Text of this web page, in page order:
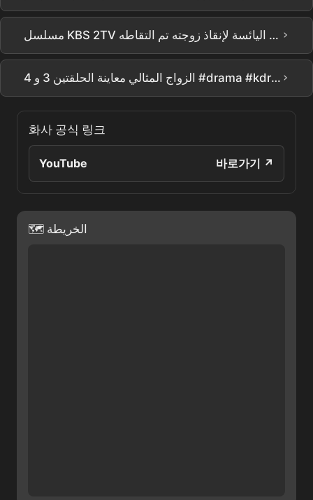
مسلسل KBS 2TV القصير لعطلة نهاية الأسبوع 'إتمام الزواج': نامغونغ مين، "لقد تدليت حتى من أنبوب الصرف الصحي للمبنى!" مشهد محاولة الهروب الكبير اليائسة لإنقاذ زوجته تم التقاطه! ›
الزواج المثالي معاينة الحلقتين 3 و 4 #drama #kdrama #kbs #KBS#드라마#한국드라마#드라마예고#예상줄거리#TheHusband#결혼의완성 @بيك_موفي_باك ›
화사 공식 링크
YouTube 바로가기 ↗
🗺 الخريطة